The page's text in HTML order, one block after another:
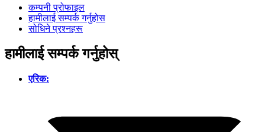
कम्पनी प्रोफाइल
हामीलाई सम्पर्क गर्नुहोस
सोधिने प्रश्नहरू
हामीलाई सम्पर्क गर्नुहोस्
एरिक: